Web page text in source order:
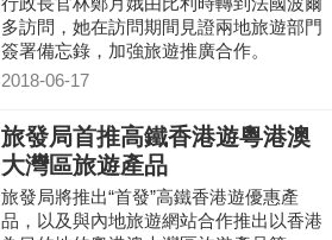
多訪問，她在訪問期間見證兩地旅遊部門
簽署備忘錄，加強旅遊推廣合作。
2018-06-17
旅發局首推高鐵香港遊粵港澳
大灣區旅遊產品
旅發局將推出“首發”高鐵香港遊優惠產
品，以及與內地旅遊網站合作推出以香港